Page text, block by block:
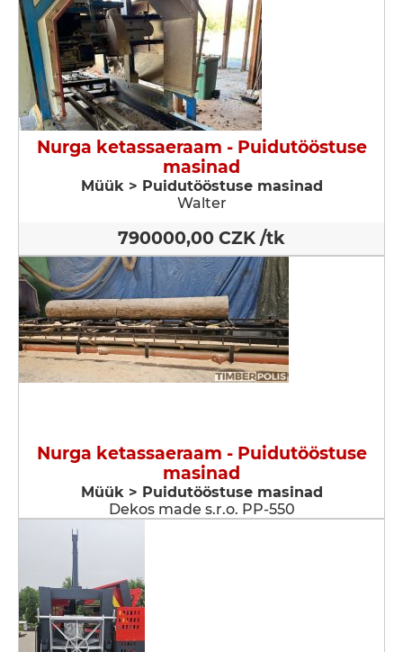
Nurga ketassaeraam - Puidutööstuse
masinad
Müük > Puidutööstuse masinad
Walter
790000,00 CZK /tk
Nurga ketassaeraam - Puidutööstuse
masinad
Müük > Puidutööstuse masinad
Dekos made s.r.o. PP-550